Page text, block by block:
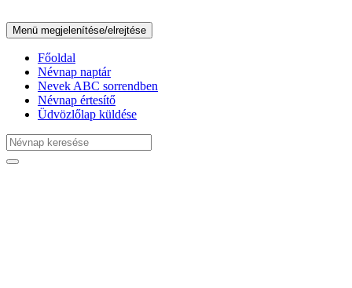
Menü megjelenítése/elrejtése
Főoldal
Névnap naptár
Nevek ABC sorrendben
Névnap értesítő
Üdvözlőlap küldése